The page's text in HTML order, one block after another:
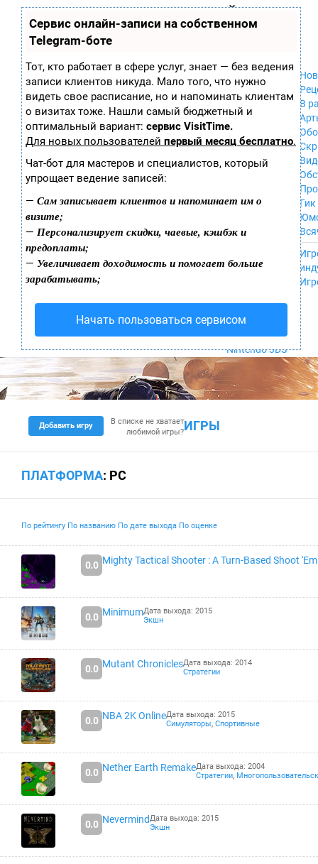
Сервис онлайн-записи на собственном
Telegram-боте
Тот, кто работает в сфере услуг, знает — без ведения
записи клиентов никуда. Мало того, что нужно
видеть свое расписание, но и напоминать клиентам
о визитах тоже. Нашли самый бюджетный и
оптимальный вариант: сервис VisitTime.
Для новых пользователей первый месяц бесплатно.
Чат-бот для мастеров и специалистов, который
упрощает ведение записей:
— Сам записывает клиентов и напоминает им о
визите;
— Персонализирует скидки, чаевые, кэшбэк и
предоплаты;
— Увеличивает доходимость и помогает больше
зарабатывать;
Начать пользоваться сервисом
играх
ла
ор
ы
Xbox 360
Wii
GameCube
PS
PS2
PS3
Nintendo 64
PSP
iPhone, iPod,
MacOS
NES
Wii U
PS4
Xbox One
Nintendo 3DS
В
Гик
Добавить игру
В списке не хватает
любимой игры?ИГРЫ
ПЛАТФОРМА: PC
По рейтингу По названию По дате выхода По оценке
0.0 Mighty Tactical Shooter : A Turn-Based Shoot
0.0 MinimumДата выхода: 2015
Экшн
0.0 Mutant ChroniclesДата выхода: 2014
Стратегии
0.0 NBA 2K OnlineДата выхода: 2015
Симуляторы, Спортивные
0.0 Nether Earth RemakeДата выхода: 2004
Стратегии,
0.0 NevermindДата выхода: 2015
Экшн